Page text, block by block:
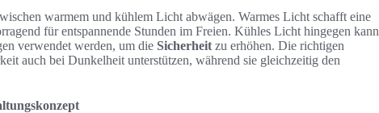
warmem und kühlem Licht abwägen. Warmes Licht schafft eine
für entspannende Stunden im Freien. Kühles Licht hingegen kann
verwendet werden, um die Sicherheit zu erhöhen. Die richtigen
auch bei Dunkelheit unterstützen, während sie gleichzeitig den